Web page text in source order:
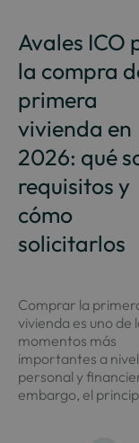
Avales ICO
la compra
primera
vivienda en
2026: qué
requisitos y
cómo
solicitarlos
Comprar la
vivienda es uno de
momentos más
importantes a nivel
personal y
embargo, el